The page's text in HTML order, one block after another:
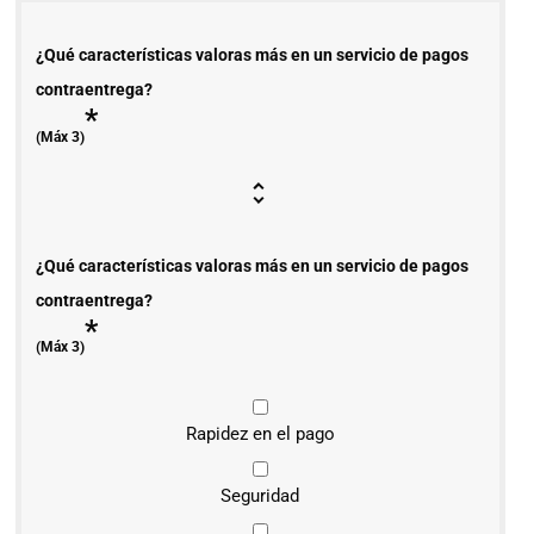
¿Qué características valoras más en un servicio de pagos
contraentrega?
(Máx 3)*
¿Qué características valoras más en un servicio de pagos
contraentrega?
(Máx 3)*
Rapidez en el pago
Seguridad